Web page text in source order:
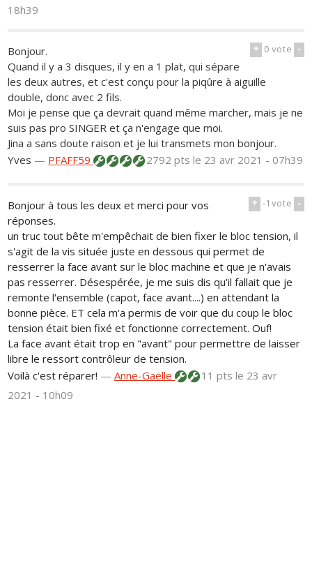
18h39
+ 0vote -
Bonjour.
Quand il y a 3 disques, il y en a 1 plat, qui sépare
les deux autres, et c'est conçu pour la piqûre à aiguille
double, donc avec 2 fils.
Moi je pense que ça devrait quand même marcher, mais je ne
suis pas pro SINGER et ça n'engage que moi.
Jina a sans doute raison et je lui transmets mon bonjour.
Yves — PFAFF59 2792 ptsle 23 avr 2021 - 07h39
+ -1vote -
Bonjour à tous les deux et merci pour vos
réponses.
un truc tout bête m'empêchait de bien fixer le bloc tension, il
s'agit de la vis située juste en dessous qui permet de
resserrer la face avant sur le bloc machine et que je n'avais
pas resserrer. Désespérée, je me suis dis qu'il fallait que je
remonte l'ensemble (capot, face avant....) en attendant la
bonne pièce. ET cela m'a permis de voir que du coup le bloc
tension était bien fixé et fonctionne correctement. Ouf!
La face avant était trop en "avant" pour permettre de laisser
libre le ressort contrôleur de tension.
Voilà c'est réparer! —Anne-Gaëlle 11 ptsle 23 avr
2021 - 10h09